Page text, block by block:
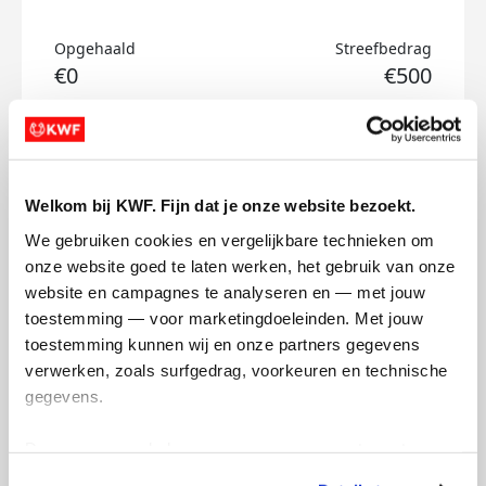
Welkom bij KWF. Fijn dat je onze website bezoekt.
We gebruiken cookies en vergelijkbare technieken om
onze website goed te laten werken, het gebruik van onze
website en campagnes te analyseren en — met jouw
toestemming — voor marketingdoeleinden. Met jouw
toestemming kunnen wij en onze partners gegevens
verwerken, zoals surfgedrag, voorkeuren en technische
gegevens.
Opgehaald
€0
Streefbedrag
€500
Doneer
Marnix's badges